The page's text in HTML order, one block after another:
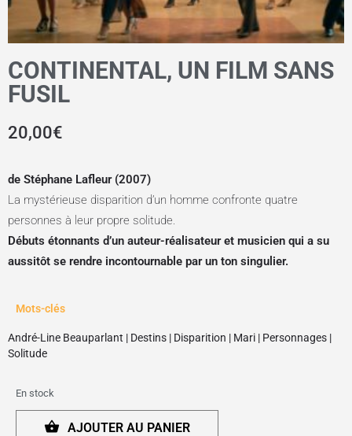
CONTINENTAL, UN FILM SANS
FUSIL
20,00€
de Stéphane Lafleur (2007)
La mystérieuse disparition d’un homme confronte quatre
personnes à leur propre solitude.
Débuts étonnants d’un auteur-réalisateur et musicien qui a su
aussitôt se rendre incontournable par un ton singulier.
Mots-clés
André-Line Beauparlant | Destins | Disparition | Mari | Personnages |
Solitude
En stock
AJOUTER AU PANIER